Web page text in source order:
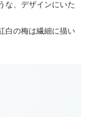
な、デザインにいた
白の梅は繊細に描い